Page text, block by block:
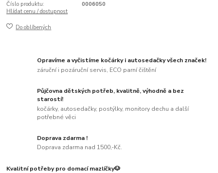
Číslo produktu:
0006050
Hlídat cenu / dostupnost
Do oblíbených
Opravíme a vyčistíme kočárky i autosedačky všech značek!
záruční i pozáruční servis, ECO parní čištění
Půjčovna dětských potřeb, kvalitně, výhodně a bez
starostí!
kočárky, autosedačky, postýlky, monitory dechu a další
potřebné věci
Doprava zdarma !
Doprava zdarma nad 1500,-Kč.
Kvalitní potřeby pro domací mazlíčky🐶